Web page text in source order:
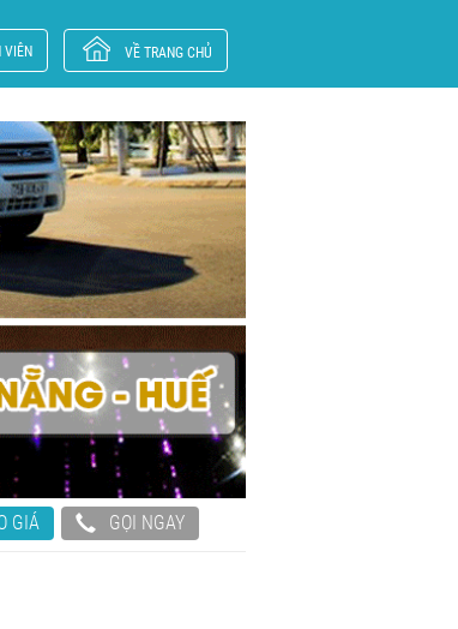
VIÊN VỀ TRANG CHỦ
GIÁ GỌI NGAY